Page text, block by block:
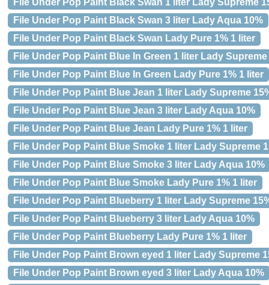
File Under Pop Paint Black Swan 1 liter Lady Supreme
File Under Pop Paint Black Swan 3 liter Lady Aqua 10%
File Under Pop Paint Black Swan Lady Pure 1% 1 liter
File Under Pop Paint Blue In Green 1 liter Lady Supreme
File Under Pop Paint Blue In Green Lady Pure 1% 1 liter
File Under Pop Paint Blue Jean 1 liter Lady Supreme
File Under Pop Paint Blue Jean 3 liter Lady Aqua 10%
File Under Pop Paint Blue Jean Lady Pure 1% 1 liter
File Under Pop Paint Blue Smoke 1 liter Lady Supreme
File Under Pop Paint Blue Smoke 3 liter Lady Aqua 10%
File Under Pop Paint Blue Smoke Lady Pure 1% 1 liter
File Under Pop Paint Blueberry 1 liter Lady Supreme
File Under Pop Paint Blueberry 3 liter Lady Aqua 10%
File Under Pop Paint Blueberry Lady Pure 1% 1 liter
File Under Pop Paint Brown eyed 1 liter Lady Supreme
File Under Pop Paint Brown eyed 3 liter Lady Aqua 10%